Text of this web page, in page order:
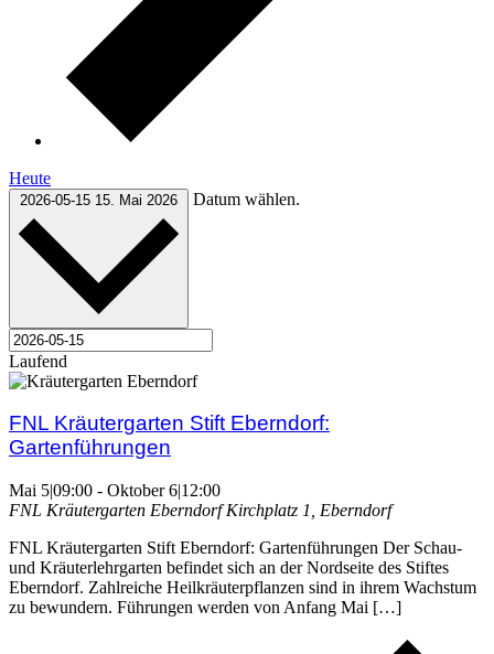
Heute
2026-05-15 15. Mai 2026 Datum wählen.
Laufend
FNL Kräutergarten Stift Eberndorf:
Gartenführungen
Mai 5|09:00 - Oktober 6|12:00
FNL Kräutergarten EberndorfKirchplatz 1, Eberndorf
FNL Kräutergarten Stift Eberndorf: Gartenführungen Der Schau-
und Kräuterlehrgarten befindet sich an der Nordseite des Stiftes
Eberndorf. Zahlreiche Heilkräuterpflanzen sind in ihrem Wachstum
zu bewundern. Führungen werden von Anfang Mai […]